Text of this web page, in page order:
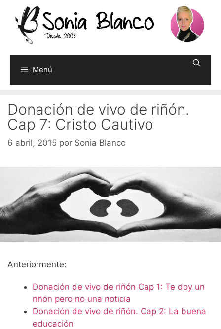
contenido
Menú
Donación de vivo de riñón.
Cap 7: Cristo Cautivo
6 abril, 2015 por Sonia Blanco
Anteriormente:
Donación de vivo de riñón Cap 1: Te doy un
riñón pero no una noticia
Donación de vivo de riñón. Cap 2: La buena
educación